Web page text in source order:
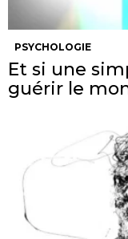
PSYCHOLOGIE
Et si une
guérir le